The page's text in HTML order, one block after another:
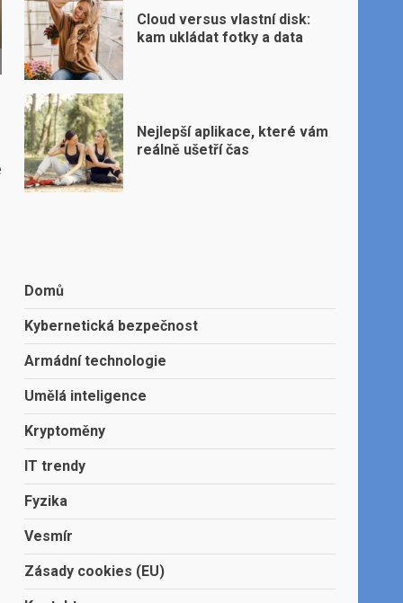
Cloud versus vlastní disk:
kam ukládat fotky a data
Nejlepší aplikace, které vám
reálně ušetří čas
Domů
Kybernetická bezpečnost
Armádní technologie
Umělá inteligence
Kryptoměny
IT trendy
Fyzika
Vesmír
Zásady cookies (EU)